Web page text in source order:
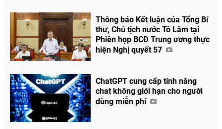
Thông báo Kết luận của Tổng Bí
thư, Chủ tịch nước Tô Lâm tại
Phiên họp BCĐ Trung ương thực
hiện Nghị quyết 57
ChatGPT cung cấp tính năng
chat không giới hạn cho người
dùng miễn phí